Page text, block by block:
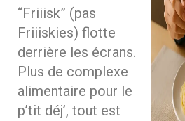
“Friiisk” (pas
Friiiskies) flotte
derrière les écrans.
Plus de complexe
alimentaire pour le
p’tit déj’, tout est